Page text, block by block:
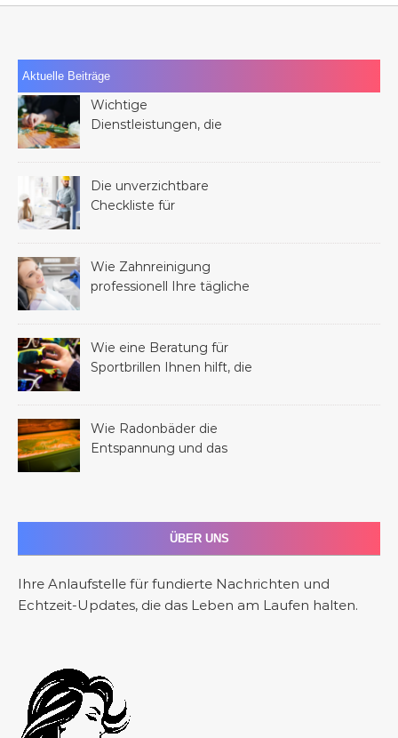
Aktuelle Beiträge
Wichtige
Dienstleistungen, die
eines Familienmitglieds
helfen können
Die unverzichtbare
Checkliste für
jedem Bauprojekt
Wie Zahnreinigung
professionell Ihre tägliche
kann
Wie eine Beratung für
Sportbrillen Ihnen hilft, die
Sport zu finden
Wie Radonbäder die
Entspannung und das
ÜBER UNS
Ihre Anlaufstelle für fundierte Nachrichten und
Echtzeit-Updates, die das Leben am Laufen halten.